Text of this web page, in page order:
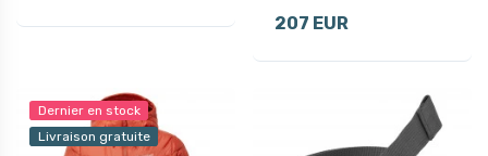
207 EUR
Dernier en stock
Livraison gratuite